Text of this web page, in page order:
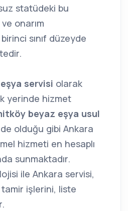
statüdeki bu
onarım
sınıf düzeyde
servisi olarak
yerinde hizmet
beyaz eşya usul
olduğu gibi Ankara
hizmeti en hesaplı
sunmaktadır.
ile Ankara servisi,
tamir işlerini, liste